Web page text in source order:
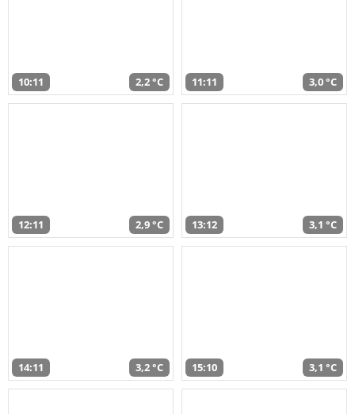
10:11 2,2 °C 11:11 3,0 °C
12:11 2,9 °C 13:12 3,1 °C
14:11 3,2 °C 15:10 3,1 °C